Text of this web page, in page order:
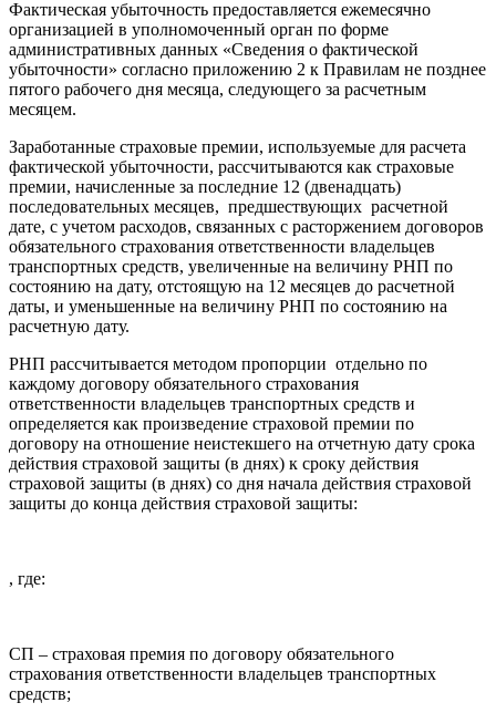
Фактическая убыточность предоставляется ежемесячно
организацией в уполномоченный орган по форме
административных данных «Сведения о фактической
убыточности» согласно приложению 2 к Правилам не позднее
пятого рабочего дня месяца, следующего за расчетным
месяцем.
Заработанные страховые премии, используемые для расчета
фактической убыточности, рассчитываются как страховые
премии, начисленные за последние 12 (двенадцать)
последовательных месяцев, предшествующих расчетной
дате, с учетом расходов, связанных с расторжением договоров
обязательного страхования ответственности владельцев
транспортных средств, увеличенные на величину РНП по
состоянию на дату, отстоящую на 12 месяцев до расчетной
даты, и уменьшенные на величину РНП по состоянию на
расчетную дату.
РНП рассчитывается методом пропорции отдельно по
каждому договору обязательного страхования
ответственности владельцев транспортных средств и
определяется как произведение страховой премии по
договору на отношение неистекшего на отчетную дату срока
действия страховой защиты (в днях) к сроку действия
страховой защиты (в днях) со дня начала действия страховой
защиты до конца действия страховой защиты:
, где:
СП – страховая премия по договору обязательного
страхования ответственности владельцев транспортных
средств;